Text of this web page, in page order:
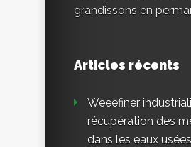
grandissons en
Articles récents
Weeefiner
récupération des
dans les eaux usées